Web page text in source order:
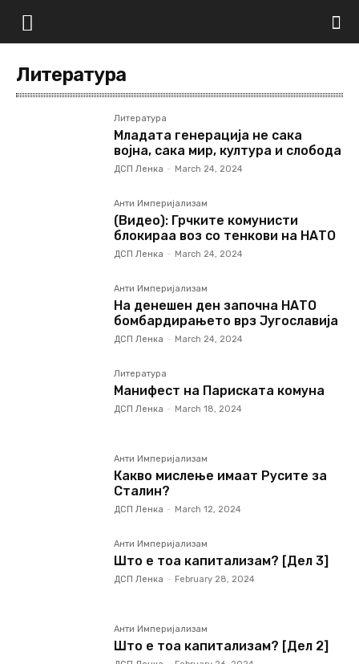
Литература
Литература
Младата генерација не сака
војна, сака мир, култура и слобода
ДСП Ленка - March 24, 2024
Анти Империјализам
(Видео): Грчките комунисти
блокираа воз со тенкови на НАТО
ДСП Ленка - March 24, 2024
Анти Империјализам
На денешен ден започна НАТО
бомбардирањето врз Југославија
ДСП Ленка - March 24, 2024
Литература
Манифест на Париската комуна
ДСП Ленка - March 18, 2024
Анти Империјализам
Какво мислење имаат Русите за
Сталин?
ДСП Ленка - March 12, 2024
Анти Империјализам
Што е тоа капитализам? [Дел 3]
ДСП Ленка - February 28, 2024
Анти Империјализам
Што е тоа капитализам? [Дел 2]